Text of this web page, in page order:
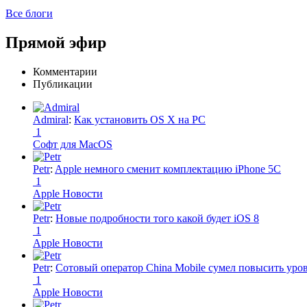
Все блоги
Прямой эфир
Комментарии
Публикации
Admiral: Как установить OS X на PC
1
Софт для MacOS
Petr: Apple немного сменит комплектацию iPhone 5C
1
Apple Новости
Petr: Новые подробности того какой будет iOS 8
1
Apple Новости
Petr: Сотовый оператор China Mobile сумел повысить
1
Apple Новости